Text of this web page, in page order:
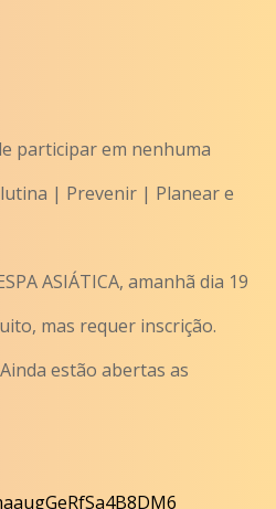
participar em nenhuma
| Prevenir | Planear e
ASIÁTICA, amanhã dia 19
mas requer inscrição.
estão abertas as